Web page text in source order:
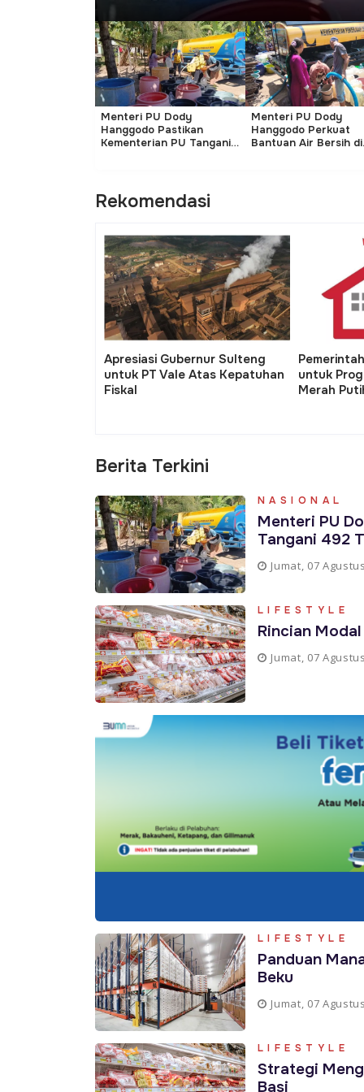
Menteri PU Dody
Hanggodo Pastikan
Kementerian PU Tangani
Menteri PU Dody
Hanggodo Perkuat
Bantuan Air Bersih di
Rekomendasi
Siapkan Dana APBN
Koperasi Desa
Dedi Mulyadi Hapus Syarat
KTP Asli dalam Pembayaran
Pajak Jabar
Berita Terkini
NASIONAL
Menteri PU
Tangani 492
Jumat, 07
LIFESTYLE
Rincian
Jumat, 07
LIFESTYLE
Panduan
Beku
Jumat, 07
LIFESTYLE
Strategi
Basi